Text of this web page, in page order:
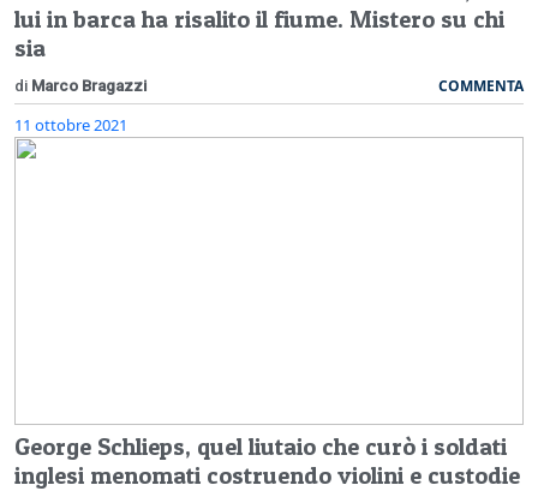
lui in barca ha risalito il fiume. Mistero su chi
sia
di Marco Bragazzi COMMENTA
11 ottobre 2021
George Schlieps, quel liutaio che curò i soldati
inglesi menomati costruendo violini e custodie